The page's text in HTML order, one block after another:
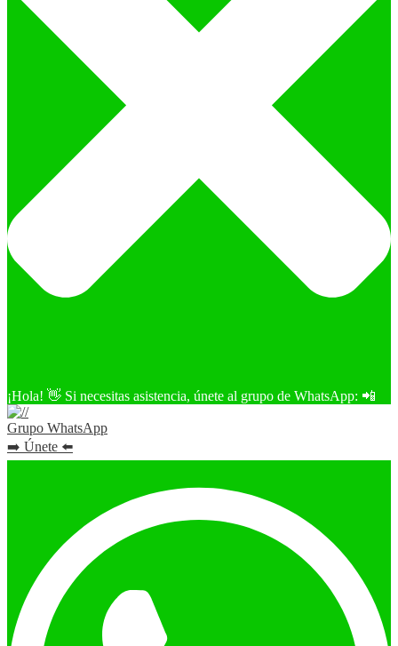
¡Hola! 👋 Si necesitas asistencia, únete al grupo de WhatsApp: 📲
Grupo WhatsApp
➡️ Únete ⬅️